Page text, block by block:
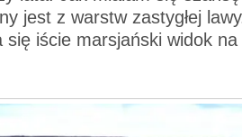
jest z warstw zastygłej
się iście marsjański widok